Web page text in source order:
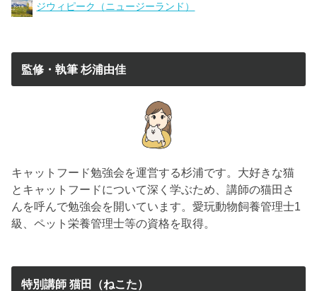
ジウィピーク（ニュージーランド）
監修・執筆 杉浦由佳
キャットフード勉強会を運営する杉浦です。大好きな猫
とキャットフードについて深く学ぶため、講師の猫田さ
んを呼んで勉強会を開いています。愛玩動物飼養管理士1
級、ペット栄養管理士等の資格を取得。
特別講師 猫田（ねこた）